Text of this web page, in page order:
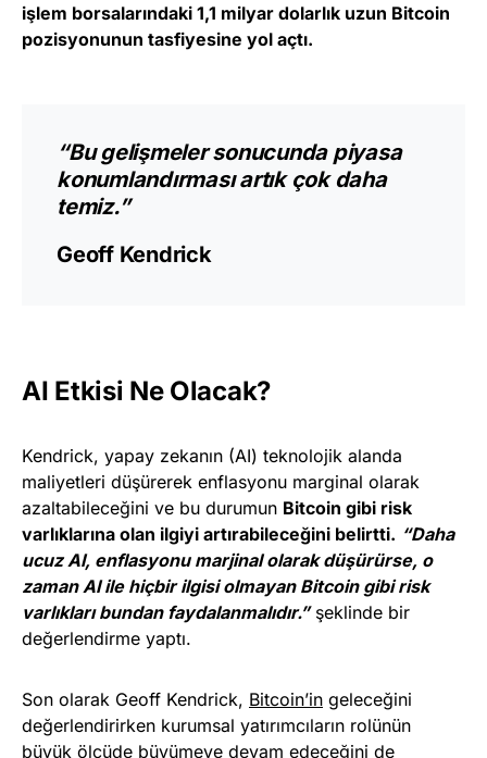
işlem borsalarındaki 1,1 milyar dolarlık uzun Bitcoin
pozisyonunun tasfiyesine yol açtı.
“Bu gelişmeler sonucunda piyasa
konumlandırması artık çok daha
temiz.”
Geoff Kendrick
AI Etkisi Ne Olacak?
Kendrick, yapay zekanın (AI) teknolojik alanda
maliyetleri düşürerek enflasyonu marginal olarak
azaltabileceğini ve bu durumun Bitcoin gibi risk
varlıklarına olan ilgiyi artırabileceğini belirtti. “Daha
ucuz AI, enflasyonu marjinal olarak düşürürse, o
zaman AI ile hiçbir ilgisi olmayan Bitcoin gibi risk
varlıkları bundan faydalanmalıdır.”şeklinde bir
değerlendirme yaptı.
Son olarak Geoff Kendrick, Bitcoin’in geleceğini
değerlendirirken kurumsal yatırımcıların rolünün
büyük ölçüde büyümeye devam edeceğini de